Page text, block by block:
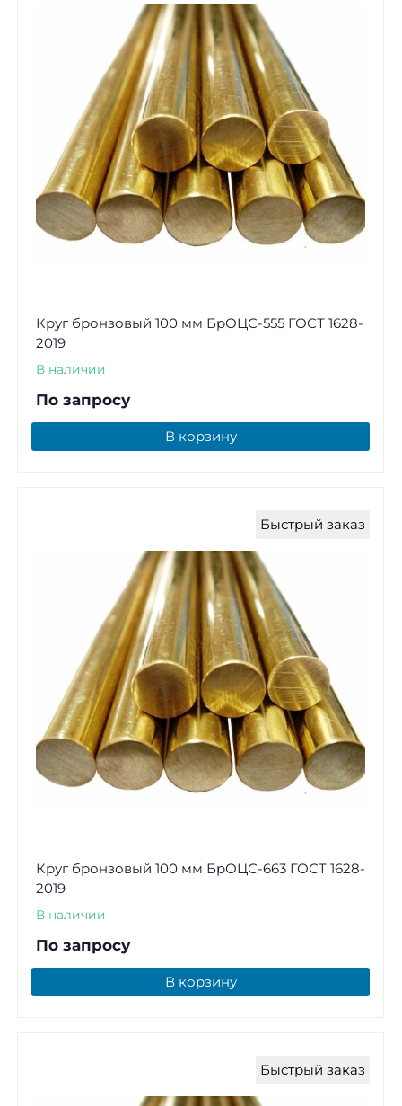
Круг бронзовый 100 мм БрОЦС-555 ГОСТ 1628-
2019
В наличии
По запросу
В корзину
Быстрый заказ
Круг бронзовый 100 мм БрОЦС-663 ГОСТ 1628-
2019
В наличии
По запросу
В корзину
Быстрый заказ